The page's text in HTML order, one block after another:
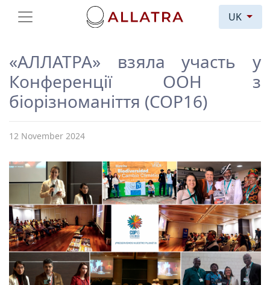
UK
«АЛЛАТРА» взяла участь у
Конференції ООН з
біорізноманіття (COP16)
12 November 2024